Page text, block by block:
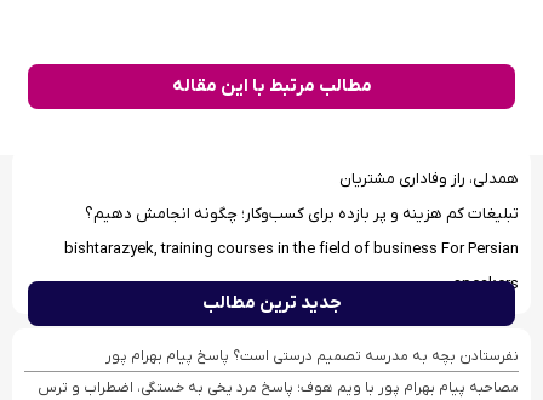
مطالب مرتبط با این مقاله
همدلی، راز وفاداری مشتریان
تبلیغات کم هزینه و پر بازده برای کسب‌وکار؛ چگونه انجامش دهیم؟
bishtarazyek, training courses in the field of business For Persian
speakers
جدید ترین مطالب
نفرستادن بچه به مدرسه تصمیم درستی است؟ پاسخ پیام بهرام پور
مصاحبه پیام بهرام ‌پور با ویم هوف؛ پاسخ مرد یخی به خستگی، اضطراب و ترس